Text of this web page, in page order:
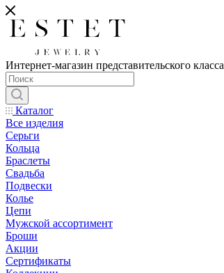
Интернет-магазин представительского класса
Каталог
Все изделия
Серьги
Кольца
Браслеты
Свадьба
Подвески
Колье
Цепи
Мужской ассортимент
Броши
Акции
Сертификаты